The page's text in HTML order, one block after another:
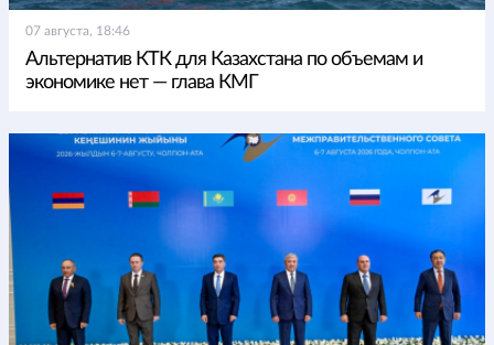
07 августа, 18:46
Альтернатив КТК для Казахстана по объемам и
экономике нет — глава КМГ